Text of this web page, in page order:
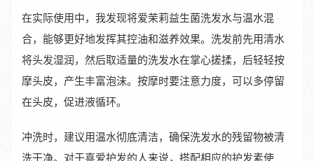
在实际使用中，我发现将爱茉莉益生菌洗发水与温水混
合，能够更好地发挥其控油和滋养效果。洗发前先用清水
将头发湿润，然后取适量的洗发水在掌心搓揉，后轻轻按
摩头皮，产生丰富泡沫。按摩时要注意力度，可以多停留
在头皮，促进液循环。
冲洗时，建议用温水彻底清洁，确保洗发水的残留物被清
洗干净。对于喜爱护发的人来说，搭配相应的护发素使